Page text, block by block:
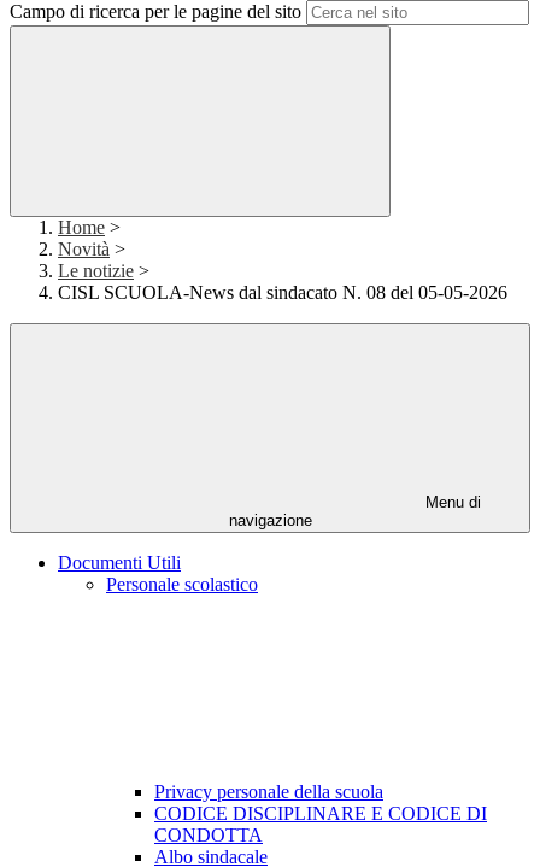
Campo di ricerca per le pagine del sito
Home >
Novità >
Le notizie >
CISL SCUOLA-News dal sindacato N. 08 del 05-05-2026
Menu di
navigazione
Documenti Utili
Personale scolastico
Privacy personale della scuola
CODICE DISCIPLINARE E CODICE DI
CONDOTTA
Albo sindacale